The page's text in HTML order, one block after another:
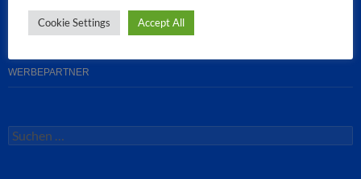
MEDIATHEK: BILDER UND VIDEOS
WERBEPARTNER
Suchen
nach:
Cookie Settings Accept All